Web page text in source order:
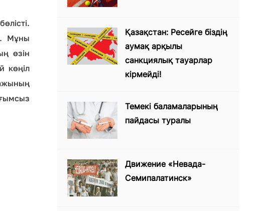
Мұны
өзін
көңіл
Қазақстан: Ресейге біздің
аумақ арқылы
санкциялық тауарлар
кірмейді!
Темекі баламаларының
пайдасы туралы
Движение «Невада-
Семипалатинск»